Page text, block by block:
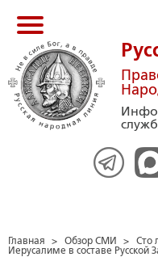
Главная > Обзор СМИ > Сто
Иерусалиме в составе Русской